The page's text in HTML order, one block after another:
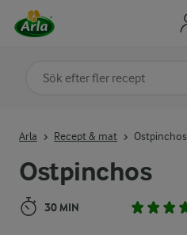
Ostpinchos
30 MIN
Arla Recept & mat Ostpinchos
Sök på kategori eller ingrediens